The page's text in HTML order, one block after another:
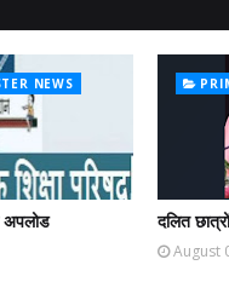
NEWS
अपलोड दलित
August